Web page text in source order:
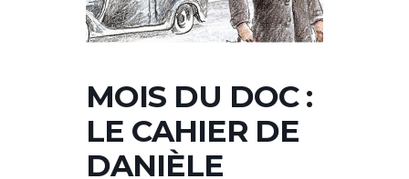
MOIS DU DOC :
LE CAHIER DE
DANIÈLE